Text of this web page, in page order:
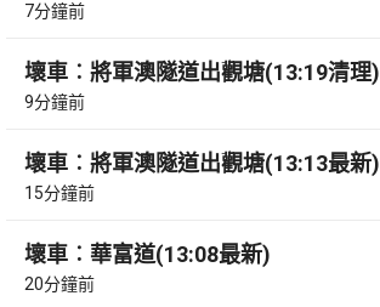
7分鐘前
壞車︰將軍澳隧道出觀塘(13:19清理)
9分鐘前
壞車︰將軍澳隧道出觀塘(13:13最新)
15分鐘前
壞車︰華富道(13:08最新)
20分鐘前